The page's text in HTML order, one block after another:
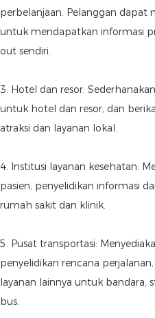
perbelanjaan. Pelanggan dapat
untuk mendapatkan informasi
out sendiri.
3. Hotel dan resor:
untuk hotel dan resor, dan
atraksi dan layanan lokal.
4. Institusi layanan kesehatan:
pasien, penyelidikan informasi
rumah sakit dan klinik.
5. Pusat transportasi:
penyelidikan rencana
layanan lainnya untuk bandara,
bus.